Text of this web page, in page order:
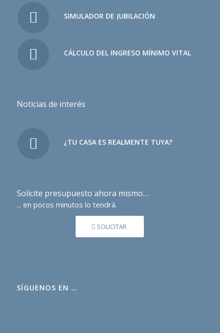
SIMULADOR DE JUBILACIÓN
CÁLCULO DEL INGRESO MÍNIMO VITAL
Noticias de interés
¿TU CASA ES REALMENTE TUYA?
Solicite presupuesto ahora mismo…
... en pocos minutos lo tendrá.
SOLICITAR
SÍGUENOS EN …